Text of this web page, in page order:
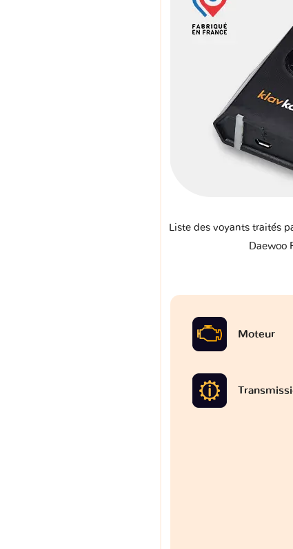
Liste des voyants traités
Daewoo
Moteur